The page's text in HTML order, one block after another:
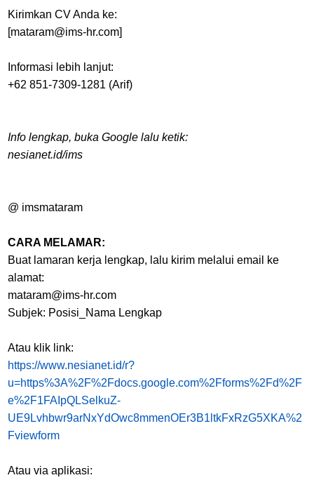
Kirimkan CV Anda ke:
[mataram@ims-hr.com]
Informasi lebih lanjut:
+62 851-7309-1281 (Arif)
Info lengkap, buka Google lalu ketik:
nesianet.id/ims
@ imsmataram
CARA MELAMAR:
Buat lamaran kerja lengkap, lalu kirim melalui email ke
alamat:
mataram@ims-hr.com
Subjek: Posisi_Nama Lengkap
Atau klik link:
https://www.nesianet.id/r?
u=https%3A%2F%2Fdocs.google.com%2Fforms%2Fd%2F
e%2F1FAIpQLSelkuZ-
UE9Lvhbwr9arNxYdOwc8mmenOEr3B1ltkFxRzG5XKA%2
Fviewform
Atau via aplikasi: